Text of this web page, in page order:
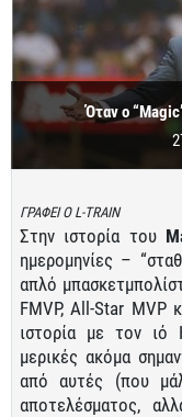
Όταν ο
ΓΡΑΦΕΙ Ο L-TRAIN
Στην ιστορία του
ημερομηνίες –
απλό
FMVP, All-Star MVP
ιστορία με τον ιό
μερικές ακόμα
από αυτές (που
αποτελέσματος,